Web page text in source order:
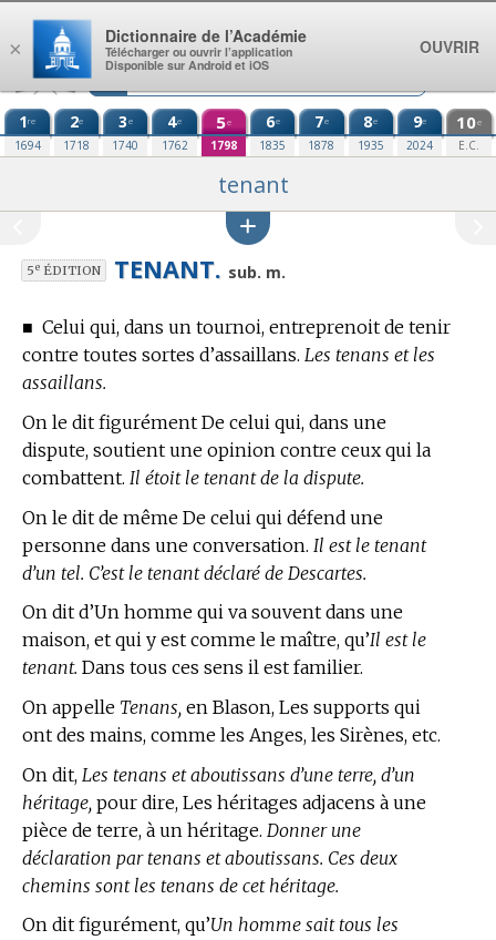
Aller au contenu
1re
1694
2e
1718
3e
1740
4e
1762
5e
1798
6e
1835
7e
1878
8e
1935
9e
2024
10e
E.C.
tenant
5eÉDITION TENANT. sub. m.
■ Celui qui, dans un tournoi, entreprenoit de tenir
contre toutes sortes d’assaillans. Les tenans et les
assaillans.
On le dit figurément De celui qui, dans une
dispute, soutient une opinion contre ceux qui la
combattent. Il étoit le tenant de la dispute.
On le dit de même De celui qui défend une
personne dans une conversation. Il est le tenant
d’un tel. C’est le tenant déclaré de Descartes.
On dit d’Un homme qui va souvent dans une
maison, et qui y est comme le maître, qu’Il est le
tenant. Dans tous ces sens il est familier.
On appelle Tenans, en Blason, Les supports qui
ont des mains, comme les Anges, les Sirènes, etc.
On dit, Les tenans et aboutissans d’une terre, d’un
héritage, pour dire, Les héritages adjacens à une
pièce de terre, à un héritage. Donner une
déclaration par tenans et aboutissans. Ces deux
chemins sont les tenans de cet héritage.
On dit figurément, qu’Un homme sait tous les
×
Dictionnaire de l’Académie
Télécharger ou ouvrir l’application
Disponible sur Android et iOS
OUVRIR